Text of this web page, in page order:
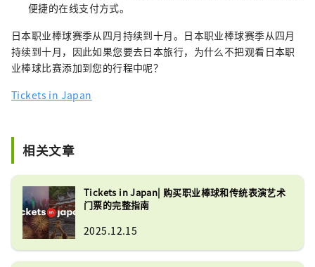
便捷的在线支付方式。
日本职业棒球赛季从四月持续到十月。日本职业棒球赛季从四月
持续到十月，因此如果您要去日本旅行，为什么不把观看日本职
业棒球比赛添加到您的行程中呢？
Tickets in Japan
相关文章
Tickets in Japan| 购买职业棒球和传统表演艺术
门票的完整指南
2025.12.15